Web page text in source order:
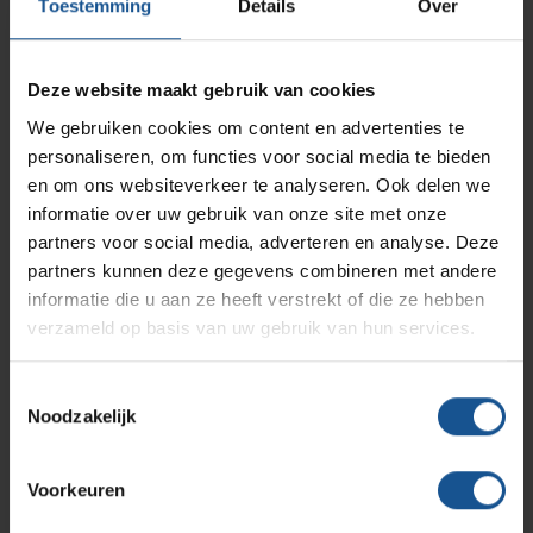
Toestemming Details Over
Deze website maakt gebruik van cookies
We gebruiken cookies om content en advertenties te
personaliseren, om functies voor social media te bieden
en om ons websiteverkeer te analyseren. Ook delen we
informatie over uw gebruik van onze site met onze
partners voor social media, adverteren en analyse. Deze
partners kunnen deze gegevens combineren met andere
informatie die u aan ze heeft verstrekt of die ze hebben
verzameld op basis van uw gebruik van hun services.
Noodzakelijk
Voorkeuren
Montage d.m.v. boutgat of plaat
Zwenkwiel met rem
Bokwiel
Accessoires
Expanders voor bevestiging in een staander
Merk
Voordelen
Branches
Ziekenhuizen en klinieken
Solutions
RVS Werkplekinrichting
Modulaire Inrichtingssystemen
Productlijnen
Medische afvalverpakkingen
Infectiepreventie en hygiëne
Opslagmogelijkheden
Assortiment
Onze merken
Hammerlit
Septodry
Metro
Zarges
Contact
Ons team
Klantcases
Vacatures